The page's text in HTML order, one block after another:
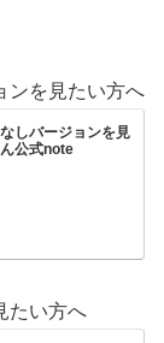
ンを見たい方へ
しバージョンを見
公式note
たい方へ